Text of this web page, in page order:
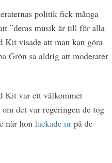
politik fick många
”deras musik är till för alla
Kit visade att man kan göra
Grön sa aldrig att moderater
Kit var ett välkommet
det var regeringen de tog
när hon lackade urpå de